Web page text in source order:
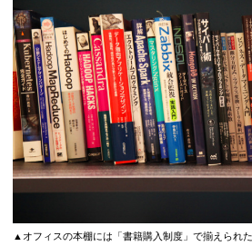
▲オフィスの本棚には「書籍購入制度」で揃えられ